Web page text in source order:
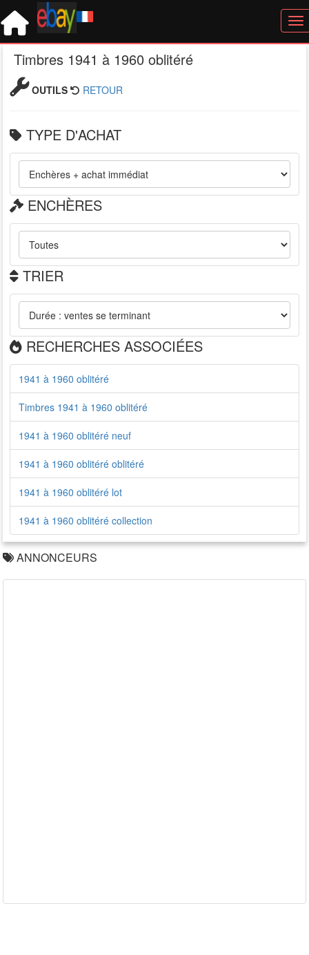
Timbres 1941 à 1960 oblitéré
OUTILS RETOUR
TYPE D'ACHAT
ENCHÈRES
TRIER
RECHERCHES ASSOCIÉES
1941 à 1960 oblitéré
Timbres 1941 à 1960 oblitéré
1941 à 1960 oblitéré neuf
1941 à 1960 oblitéré oblitéré
1941 à 1960 oblitéré lot
1941 à 1960 oblitéré collection
ANNONCEURS